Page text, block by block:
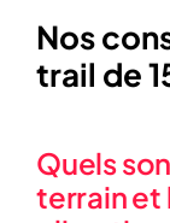
Nos
trail de
Quels
terrain et